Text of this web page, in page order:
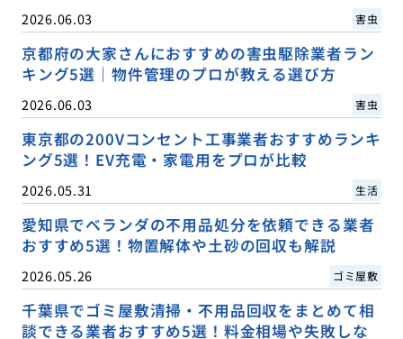
2026.06.03 害虫
京都府の大家さんにおすすめの害虫駆除業者ラン
キング5選｜物件管理のプロが教える選び方
2026.06.03 害虫
東京都の200Vコンセント工事業者おすすめランキ
ング5選！EV充電・家電用をプロが比較
2026.05.31 生活
愛知県でベランダの不用品処分を依頼できる業者
おすすめ5選！物置解体や土砂の回収も解説
2026.05.26 ゴミ屋敷
千葉県でゴミ屋敷清掃・不用品回収をまとめて相
談できる業者おすすめ5選！料金相場や失敗しな